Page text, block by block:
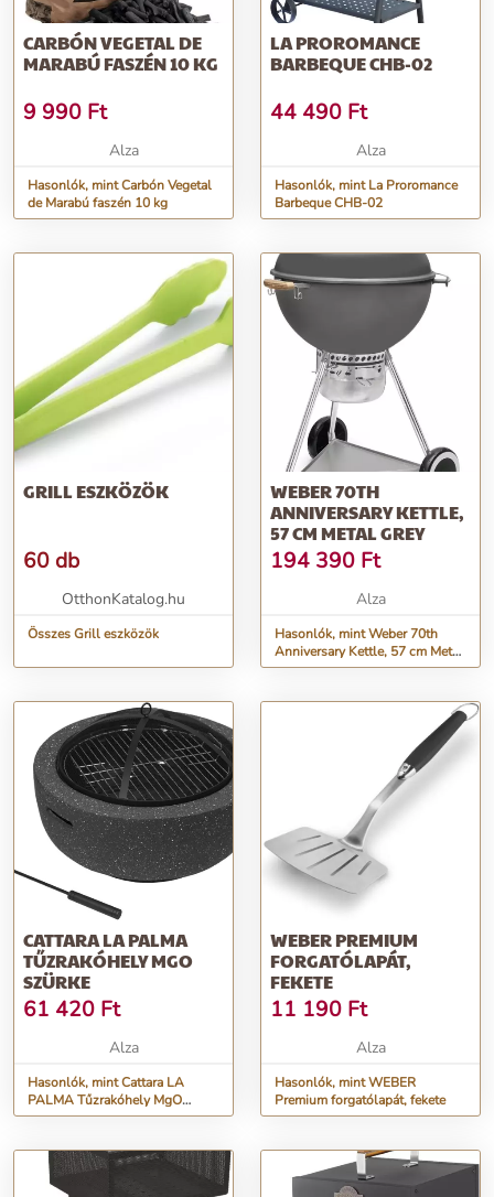
CARBÓN VEGETAL DE
MARABÚ FASZÉN 10 KG
9 990 Ft
Alza
Hasonlók, mint Carbón Vegetal
de Marabú faszén 10 kg
LA PROROMANCE
BARBEQUE CHB-02
44 490 Ft
Alza
Hasonlók, mint La Proromance
Barbeque CHB-02
GRILL ESZKÖZÖK
60 db
OtthonKatalog.hu
Összes Grill eszközök
WEBER 70TH
ANNIVERSARY KETTLE,
57 CM METAL GREY
194 390 Ft
Alza
Hasonlók, mint Weber 70th
Anniversary Kettle, 57 cm Metal
Grey
CATTARA LA PALMA
TŰZRAKÓHELY MGO
SZÜRKE
61 420 Ft
Alza
Hasonlók, mint Cattara LA
PALMA Tűzrakóhely MgO
szürke
WEBER PREMIUM
FORGATÓLAPÁT,
FEKETE
11 190 Ft
Alza
Hasonlók, mint WEBER
Premium forgatólapát, fekete